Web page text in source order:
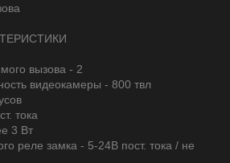
вызова - 2
видеокамеры - 800 твл
тока
3 Вт
реле замка - 5-24В пост. тока / не